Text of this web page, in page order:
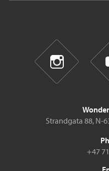
Strandgata 88, N-
+47